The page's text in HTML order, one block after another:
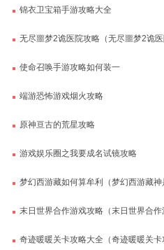
锦衣卫宝箱手游攻略大全
无尽噩梦2诡医院攻略（无尽噩梦2诡医
使命召唤手游攻略如何装一
端游恐怖游戏烟火攻略
原神亘古的荒星攻略
游戏娱乐圈之我要成名试镜攻略
梦幻西游藏如何算牟利（梦幻西游藏神
末日世界合作游戏攻略（末日世界合作
奇迹暖暖关卡攻略大全（奇迹暖暖关卡